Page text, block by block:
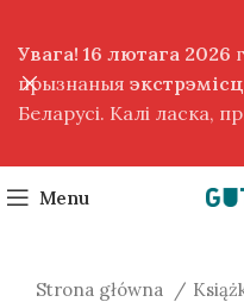
Menu
Strona główna
Увага! 16 лютага 2026
прызнаныя
Беларусі. Калі ласка,